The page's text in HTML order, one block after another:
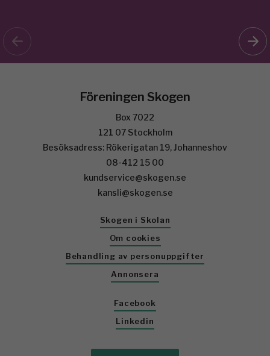
Föreningen Skogen
Box 7022
121 07 Stockholm
Besöksadress: Rökerigatan 19, Johanneshov
08-412 15 00
kundservice@skogen.se
kansli@skogen.se
Skogen i Skolan
Om cookies
Behandling av personuppgifter
Annonsera
Facebook
Linkedin